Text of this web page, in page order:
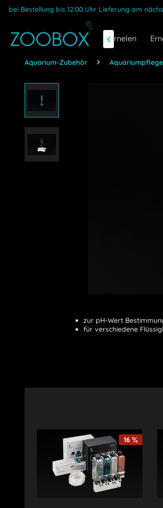
bei Bestellung bis 12:00 Uhr Lieferung am
Fische & Garnelen

Aquarium-Zubehör Aquariumpflege
zur pH-Wert
für verschiedene
16